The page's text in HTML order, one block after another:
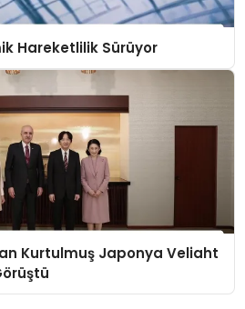
Hareketlilik Sürüyor
Kurtulmuş Japonya Veliaht